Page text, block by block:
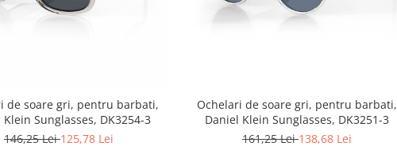
de soare gri, pentru barbati,
Klein Sunglasses, DK3254-3
146,25 Lei125,78 Lei
Ochelari de soare gri, pentru barbati,
Daniel Klein Sunglasses, DK3251-3
161,25 Lei138,68 Lei